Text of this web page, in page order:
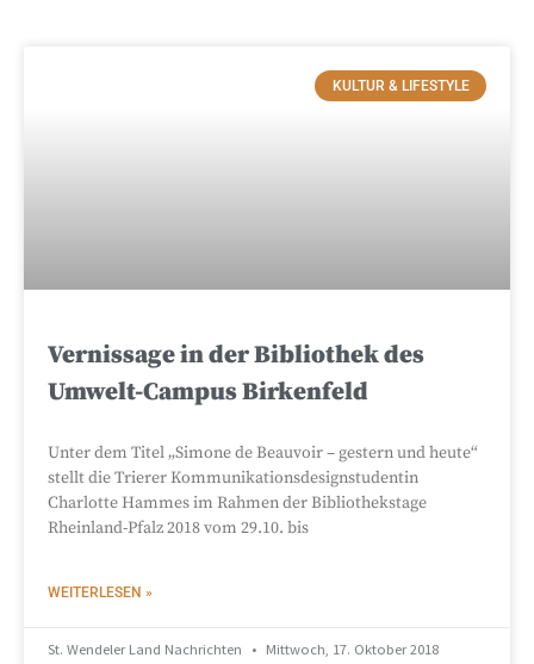
KULTUR & LIFESTYLE
Vernissage in der Bibliothek des
Umwelt-Campus Birkenfeld
Unter dem Titel „Simone de Beauvoir – gestern und heute“
stellt die Trierer Kommunikationsdesignstudentin
Charlotte Hammes im Rahmen der Bibliothekstage
Rheinland-Pfalz 2018 vom 29.10. bis
WEITERLESEN »
St. Wendeler Land Nachrichten Mittwoch, 17. Oktober 2018